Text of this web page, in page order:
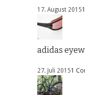
17. August 2015
adidas
27. Juli 20151